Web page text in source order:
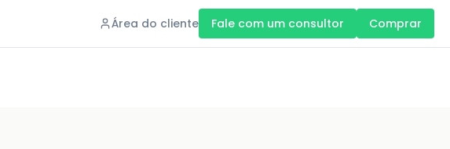
Área do cliente Fale com um consultor Comprar